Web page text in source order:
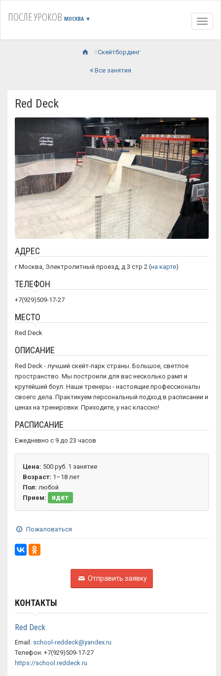
ПОСЛЕ УРОКОВ МОСКВА ▼
Скейтбординг
Все занятия
Red Deck
АДРЕС
г Москва, Электролитный проезд, д 3 стр 2 (на карте)
ТЕЛЕФОН
+7(929)509-17-27
МЕСТО
Red Deck
ОПИСАНИЕ
Red Deck - лучший скейт-парк страны. Большое, светлое
пространство. Мы построили для вас несколько рамп и
крутейший боул. Наши тренеры - настоящие профессионалы
своего дела. Практикуем персональный подход в расписании и
ценах на тренировки. Приходите, у нас классно!
РАСПИСАНИЕ
Ежедневно с 9 до 23 часов
Цена: 500 руб. 1 занятие
Возраст: 1–18 лет
Пол: любой
Прием:
идет
Пожаловаться
Отправить заявку
КОНТАКТЫ
Red Deck
Email: school-reddeck@yandex.ru
Телефон: +7(929)509-17-27
https://school.reddeck.ru